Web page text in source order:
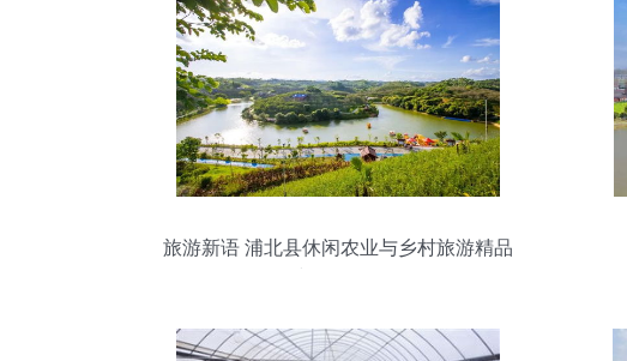
旅游新语 浦北县休闲农业与乡村旅游精品